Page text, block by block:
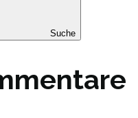
Suche